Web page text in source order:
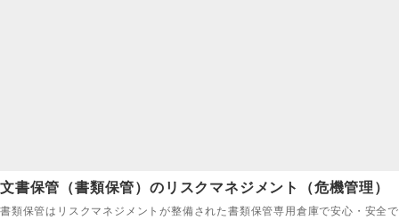
文書保管（書類保管）のリスクマネジメント（危機管理）
書類保管はリスクマネジメントが整備された書類保管専用倉庫で安心・安全で